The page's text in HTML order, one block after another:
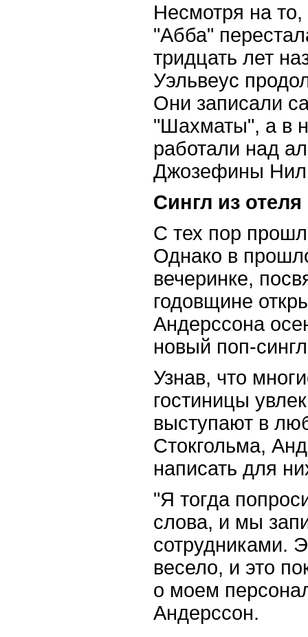
Несмотря на
"Абба"
тридцать лет
Уэльвеус
Они записали
"Шахматы", а в
работали над
Джозефины
Сингл из отеля
С тех пор
Однако в
вечеринке,
годовщине
Андерссона
новый поп-
Узнав, что
гостиницы
выступают в
Стокгольма,
написать для
"Я тогда
слова, и мы
сотрудниками.
весело, и это
о моем
Андерссон.